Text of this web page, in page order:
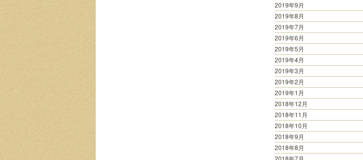
2019年9月
2019年8月
2019年7月
2019年6月
2019年5月
2019年4月
2019年3月
2019年2月
2019年1月
2018年12月
2018年11月
2018年10月
2018年9月
2018年8月
2018年7月